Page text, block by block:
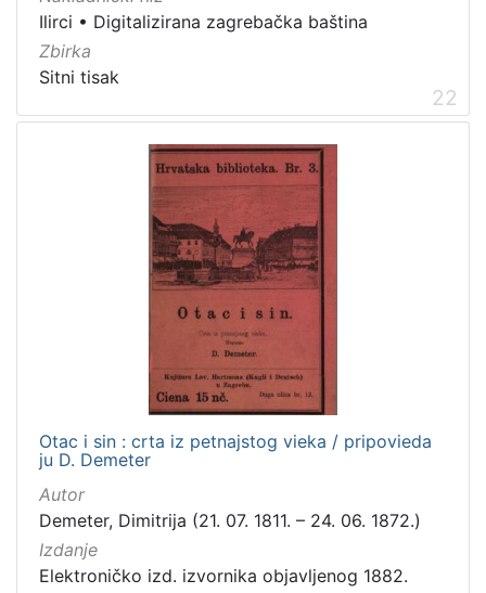
Ilirci • Digitalizirana zagrebačka baština
Zbirka
Sitni tisak
22
Otac i sin : crta iz petnajstog vieka / pripovieda
ju D. Demeter
Autor
Demeter, Dimitrija (21. 07. 1811. – 24. 06. 1872.)
Izdanje
Elektroničko izd. izvornika objavljenog 1882.